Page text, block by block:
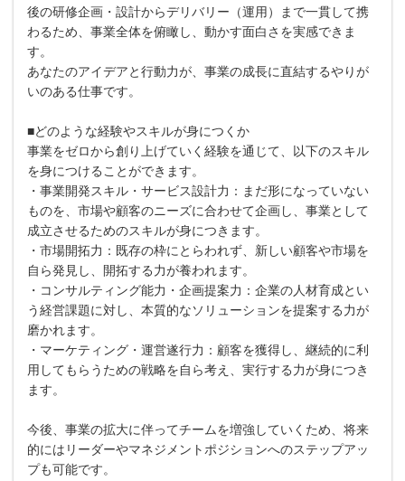
後の研修企画・設計からデリバリー（運用）まで一貫して携
わるため、事業全体を俯瞰し、動かす面白さを実感できま
す。
あなたのアイデアと行動力が、事業の成長に直結するやりが
いのある仕事です。
■どのような経験やスキルが身につくか
事業をゼロから創り上げていく経験を通じて、以下のスキル
を身につけることができます。
・事業開発スキル・サービス設計力：まだ形になっていない
ものを、市場や顧客のニーズに合わせて企画し、事業として
成立させるためのスキルが身につきます。
・市場開拓力：既存の枠にとらわれず、新しい顧客や市場を
自ら発見し、開拓する力が養われます。
・コンサルティング能力・企画提案力：企業の人材育成とい
う経営課題に対し、本質的なソリューションを提案する力が
磨かれます。
・マーケティング・運営遂行力：顧客を獲得し、継続的に利
用してもらうための戦略を自ら考え、実行する力が身につき
ます。
今後、事業の拡大に伴ってチームを増強していくため、将来
的にはリーダーやマネジメントポジションへのステップアッ
プも可能です。